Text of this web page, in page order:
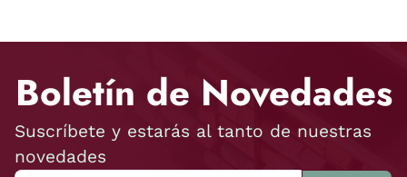
Boletín de Novedades
Suscríbete y estarás al tanto de nuestras
novedades